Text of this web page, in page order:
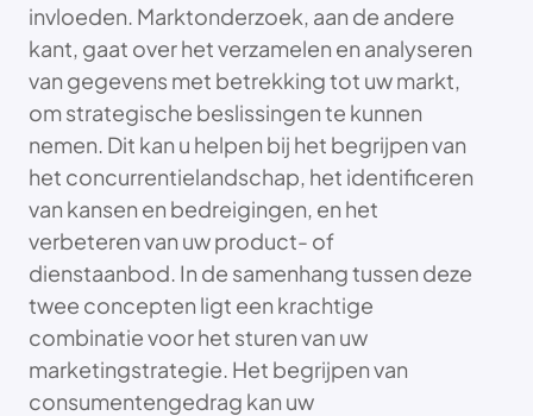
invloeden. Marktonderzoek, aan de andere
kant, gaat over het verzamelen en analyseren
van gegevens met betrekking tot uw markt,
om strategische beslissingen te kunnen
nemen. Dit kan u helpen bij het begrijpen van
het concurrentielandschap, het identificeren
van kansen en bedreigingen, en het
verbeteren van uw product- of
dienstaanbod. In de samenhang tussen deze
twee concepten ligt een krachtige
combinatie voor het sturen van uw
marketingstrategie. Het begrijpen van
consumentengedrag kan uw